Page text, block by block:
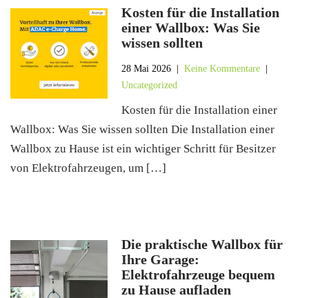
Kosten für die Installation
einer Wallbox: Was Sie
wissen sollten
28 Mai 2026 |Keine Kommentare
Uncategorized
Kosten für die Installation einer
Wallbox: Was Sie wissen sollten Die Installation einer
Wallbox zu Hause ist ein wichtiger Schritt für Besitzer
von Elektrofahrzeugen, um […]
Die praktische Wallbox für
Ihre Garage:
Elektrofahrzeuge bequem
zu Hause aufladen